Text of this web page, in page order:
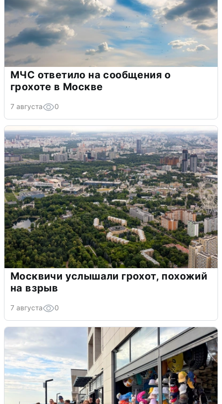
МЧС ответило на сообщения о
грохоте в Москве
7 августа 0
Москвичи услышали грохот, похожий
на взрыв
7 августа 0